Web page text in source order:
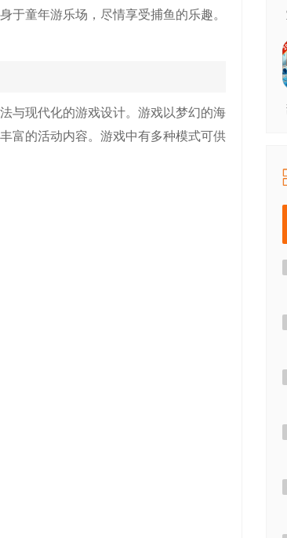
童年游乐场，尽情享受捕鱼的乐趣。
与现代化的游戏设计。游戏以梦幻的海
富的活动内容。游戏中有多种模式可供